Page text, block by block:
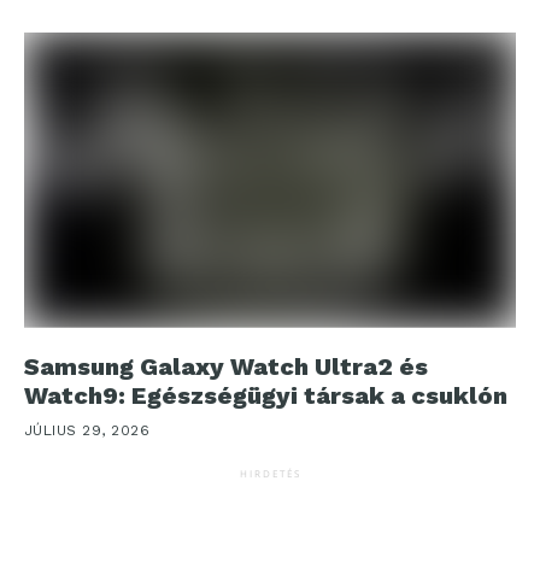
Samsung Galaxy Watch Ultra2 és
Watch9: Egészségügyi társak a csuklón
JÚLIUS 29, 2026
HIRDETÉS